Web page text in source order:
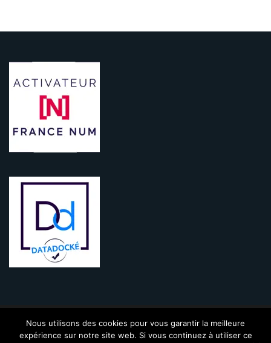
KINIC - 2009-2021 - Tous droits réservés |Mentions légales|CGV
Politique de confidentialité |Contact
Nous utilisons des cookies pour vous garantir la meilleure
expérience sur notre site web. Si vous continuez à utiliser ce